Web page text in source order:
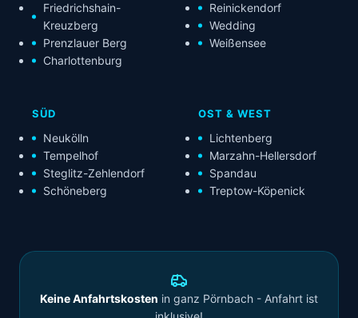
Friedrichshain-
Kreuzberg
Prenzlauer Berg
Charlottenburg
Reinickendorf
Wedding
Weißensee
SÜD
Neukölln
Tempelhof
Steglitz-Zehlendorf
Schöneberg
OST & WEST
Lichtenberg
Marzahn-Hellersdorf
Spandau
Treptow-Köpenick
Keine Anfahrtskosten in ganz Pörnbach - Anfahrt ist